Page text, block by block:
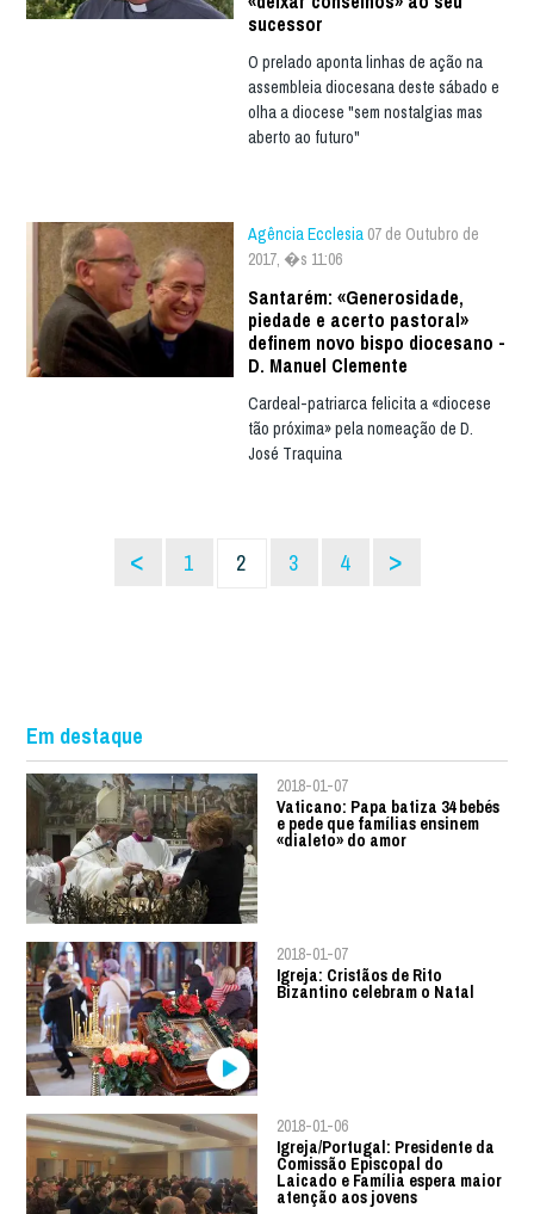
sucessor
O prelado aponta linhas de ação na
assembleia diocesana deste sábado e
olha a diocese "sem nostalgias mas
aberto ao futuro"
Agência Ecclesia 07 de Outubro de
2017, �s 11:06
Santarém: «Generosidade,
piedade e acerto pastoral»
definem novo bispo diocesano -
D. Manuel Clemente
Cardeal-patriarca felicita a «diocese
tão próxima» pela nomeação de D.
José Traquina
< 1 2 3 4 >
Em destaque
2018-01-07
Vaticano: Papa batiza 34 bebés
e pede que famílias ensinem
«dialeto» do amor
2018-01-07
Igreja: Cristãos de Rito
Bizantino celebram o Natal
2018-01-06
Igreja/Portugal: Presidente da
Comissão Episcopal do
Laicado e Família espera maior
atenção aos jovens